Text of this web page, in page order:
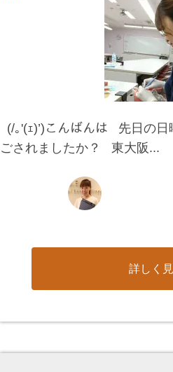
(/｡'(ｪ)’)こんばんは 先日の
ごされましたか？ 東大阪...
詳しく